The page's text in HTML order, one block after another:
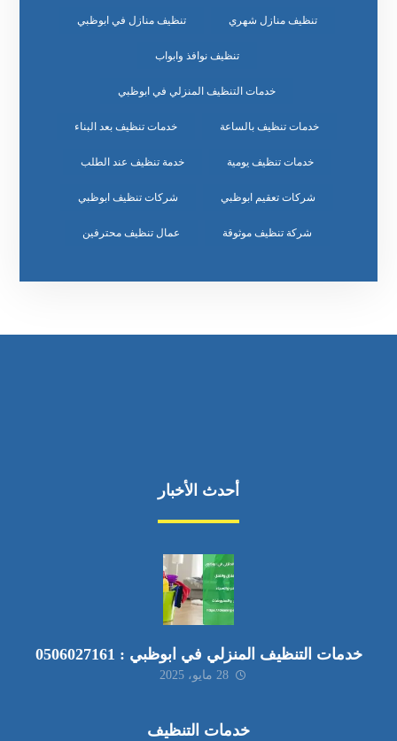
تنظيف منازل شهري تنظيف منازل في ابوظبي
تنظيف نوافذ وابواب
خدمات التنظيف المنزلي في ابوظبي
خدمات تنظيف بالساعة خدمات تنظيف بعد البناء
خدمات تنظيف يومية خدمة تنظيف عند الطلب
شركات تعقيم ابوظبي شركات تنظيف ابوظبي
شركة تنظيف موثوقة عمال تنظيف محترفين
أحدث الأخبار
خدمات التنظيف المنزلي في ابوظبي : 0506027161
28 مايو، 2025
خدمات التنظيف